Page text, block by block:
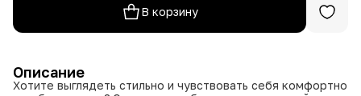
В корзину
Описание
Хотите выглядеть стильно и чувствовать себя комфортно